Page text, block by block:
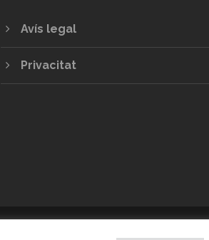
Avís legal
Privacitat